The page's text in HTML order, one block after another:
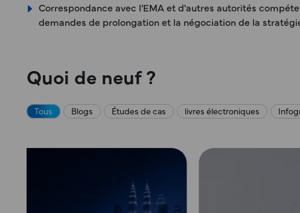
Correspondance avec l'EMA et d'autres autorités
demandes de prolongation et la négociation de la
Quoi de neuf ?
Tous Blogs Études de cas livres électroniques